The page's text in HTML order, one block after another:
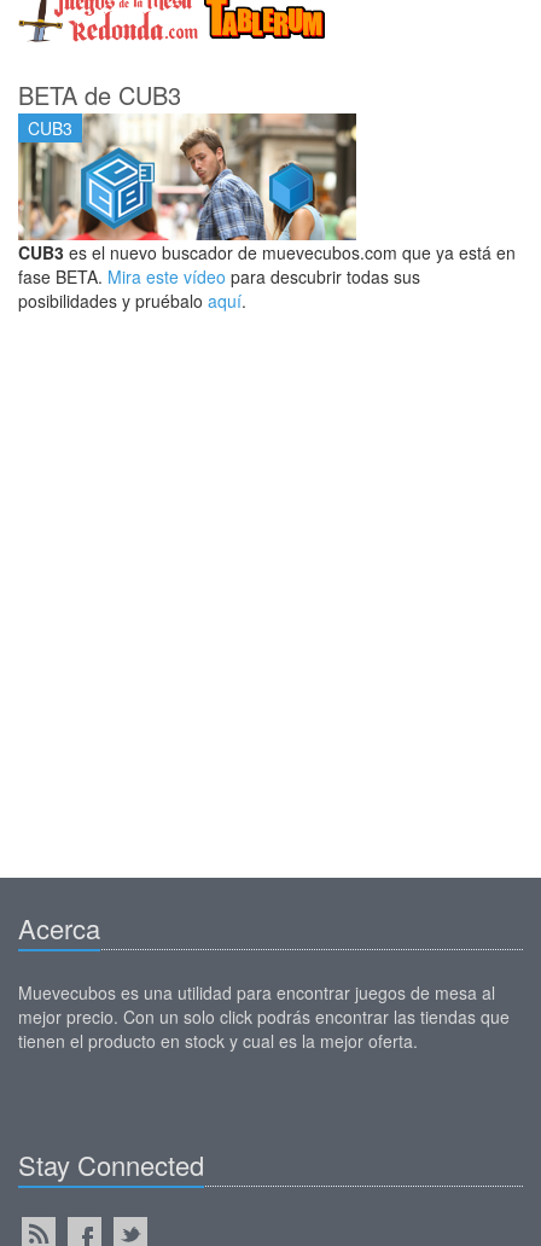
BETA de CUB3
CUB3
CUB3 es el nuevo buscador de muevecubos.com que ya está en
fase BETA. Mira este vídeo para descubrir todas sus
posibilidades y pruébalo aquí.
Acerca
Muevecubos es una utilidad para encontrar juegos de mesa al
mejor precio. Con un solo click podrás encontrar las tiendas que
tienen el producto en stock y cual es la mejor oferta.
Stay Connected